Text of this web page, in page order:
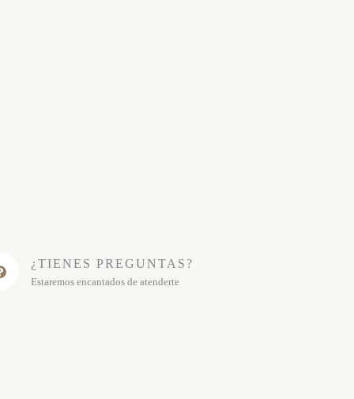
¿TIENES PREGUNTAS?
Estaremos encantados de atenderte